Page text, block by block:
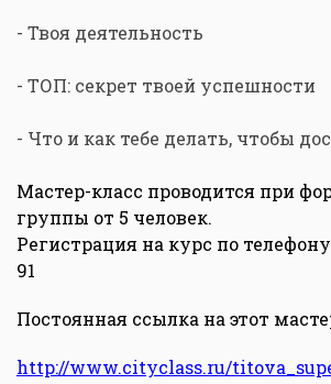
- Твоя деятельность
- ТОП: секрет твоей успешности
- Что и как тебе делать, чтобы
Мастер-класс проводится при
группы от 5 человек.
Регистрация на курс по
91
Постоянная ссылка на этот
http://www.cityclass.ru/